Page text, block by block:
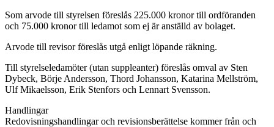
Som arvode till styrelsen föreslås 225.000 kronor till ordföranden
och 75.000 kronor till ledamot som ej är anställd av bolaget.
Arvode till revisor föreslås utgå enligt löpande räkning.
Till styrelseledamöter (utan suppleanter) föreslås omval av Sten
Dybeck, Börje Andersson, Thord Johansson, Katarina Mellström,
Ulf Mikaelsson, Erik Stenfors och Lennart Svensson.
Handlingar
Redovisningshandlingar och revisionsberättelse kommer från och